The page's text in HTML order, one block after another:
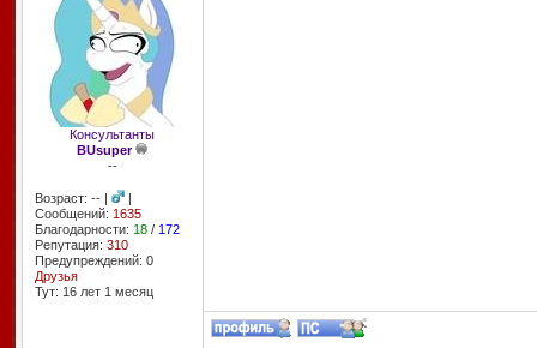
Консультанты
BUsuper
--
Возраст: -- |
|
Сообщений: 1635
Благодарности: 18/ 172
Репутация: 310
Предупреждений: 0
Друзья
Тут: 16 лет 1 месяц